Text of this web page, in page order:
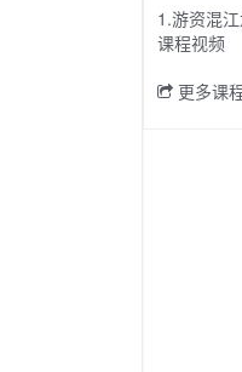
1.游资混
课程视频
更多课